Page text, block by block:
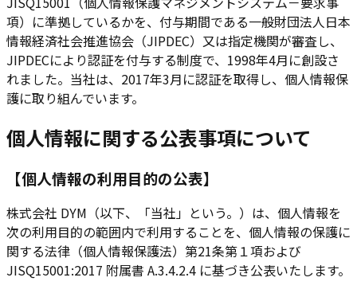
項）に準拠しているかを、付与期間である一般財団法人日本
情報経済社会推進協会（JIPDEC）又は指定機関が審査し、
JIPDECにより認証を付与する制度で、1998年4月に創設さ
れました。当社は、2017年3月に認証を取得し、個人情報保
護に取り組んでいます。
個人情報に関する公表事項について
【個人情報の利用目的の公表】
株式会社 DYM（以下、「当社」という。）は、個人情報を
次の利用目的の範囲内で利用することを、個人情報の保護に
関する法律（個人情報保護法）第21条第１項および
JISQ15001:2017 附属書 A.3.4.2.4 に基づき公表いたします。